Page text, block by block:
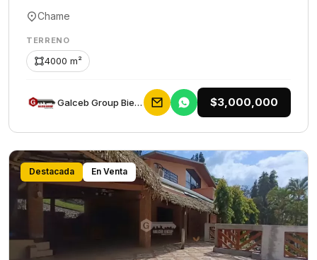
Chame
TERRENO
4000 m²
Galceb Group Bienes Raices $3,000,000
Destacada En Venta